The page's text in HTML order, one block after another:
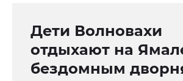
Дети Волновахи
отдыхают на
бездомным